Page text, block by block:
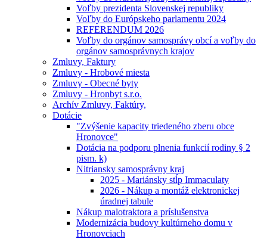
Voľby prezidenta Slovenskej republiky
Voľby do Európskeho parlamentu 2024
REFERENDUM 2026
Voľby do orgánov samosprávy obcí a voľby do
orgánov samosprávnych krajov
Zmluvy, Faktury
Zmluvy - Hrobové miesta
Zmluvy - Obecné byty
Zmluvy - Hronbyt s.r.o.
Archív Zmluvy, Faktúry,
Dotácie
"Zvýšenie kapacity triedeného zberu obce
Hronovce"
Dotácia na podporu plnenia funkcií rodiny § 2
pism. k)
Nitriansky samosprávny kraj
2025 - Mariánsky stĺp Immaculaty
2026 - Nákup a montáž elektronickej
úradnej tabule
Nákup malotraktora a príslušenstva
Modernizácia budovy kultúrneho domu v
Hronovciach